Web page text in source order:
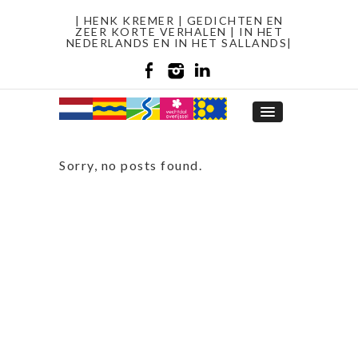
| HENK KREMER | GEDICHTEN EN
ZEER KORTE VERHALEN | IN HET
NEDERLANDS EN IN HET SALLANDS|
Sorry, no posts found.